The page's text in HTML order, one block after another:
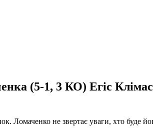
(5-1, 3 КО) Егіс
Ломаченко не звертає уваги, хто буде